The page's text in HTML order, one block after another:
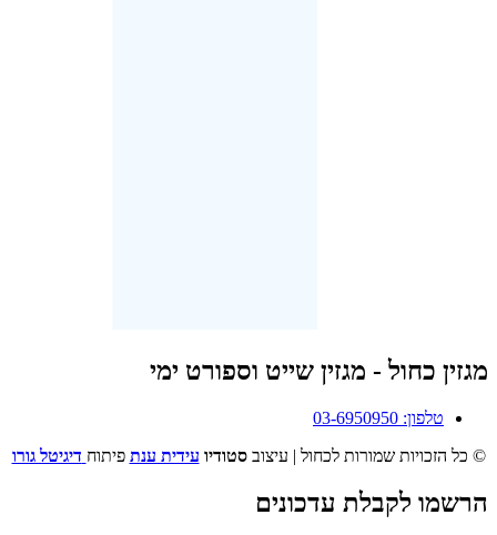
מגזין כחול - מגזין שייט וספורט ימי
טלפון: 03-6950950
© כל הזכויות שמורות לכחול | עיצובסטודיו עידית ענת פיתוח דיגיטל גורו
הרשמו לקבלת עדכונים